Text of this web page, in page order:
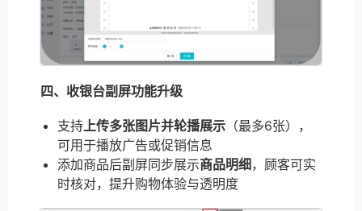
四、收银台副屏功能升级
支持上传多张图片并轮播展示（最多6张），
可用于播放广告或促销信息
添加商品后副屏同步展示商品明细，顾客可实
时核对，提升购物体验与透明度